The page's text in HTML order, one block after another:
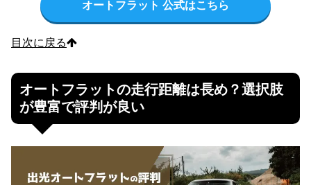
オートフラット 公式はこちら
目次に戻る
オートフラットの走行距離は長め？選択肢
が豊富で評判が良い